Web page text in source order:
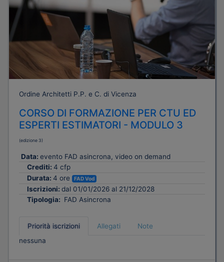
Ordine Architetti P.P. e C. di Vicenza
CORSO DI FORMAZIONE PER CTU ED
ESPERTI ESTIMATORI - MODULO 3
(edizione 3)
Data: evento FAD asincrona, video on demand
Crediti: 4 cfp
Durata: 4 ore FAD Vod
Iscrizioni: dal 01/01/2026 al 21/12/2028
Tipologia: FAD Asincrona
Priorità iscrizioni Allegati
Note
nessuna